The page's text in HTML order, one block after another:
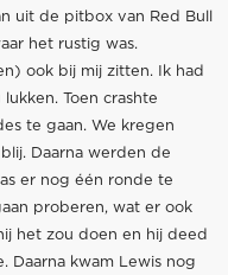
uit de pitbox van Red Bull
het rustig was.
ook bij mij zitten. Ik had
Toen crashte
te gaan. We kregen
Daarna werden de
er nog één ronde te
proberen, wat er ook
het zou doen en hij deed
Daarna kwam Lewis nog